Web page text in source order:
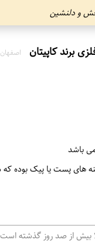
و دلنشین
باشد
های پست یا پیک بوده
بیش از صد روز گذشته